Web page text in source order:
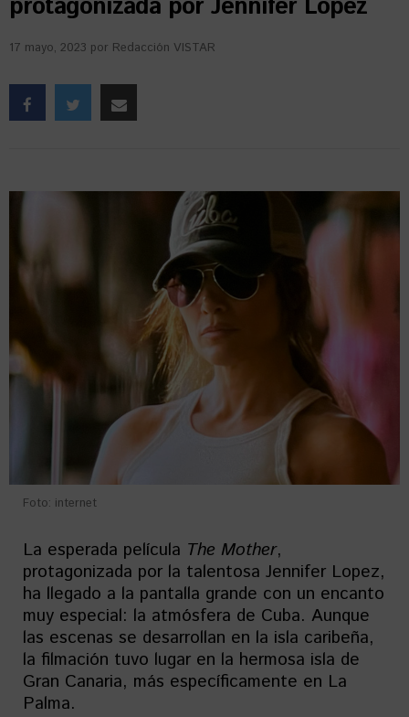
protagonizada por Jennifer Lopez
17 mayo, 2023 por Redacción VISTAR
Foto: internet
La esperada película The Mother,
protagonizada por la talentosa Jennifer Lopez,
ha llegado a la pantalla grande con un encanto
muy especial: la atmósfera de Cuba. Aunque
las escenas se desarrollan en la isla caribeña,
la filmación tuvo lugar en la hermosa isla de
Gran Canaria, más específicamente en La
Palma.